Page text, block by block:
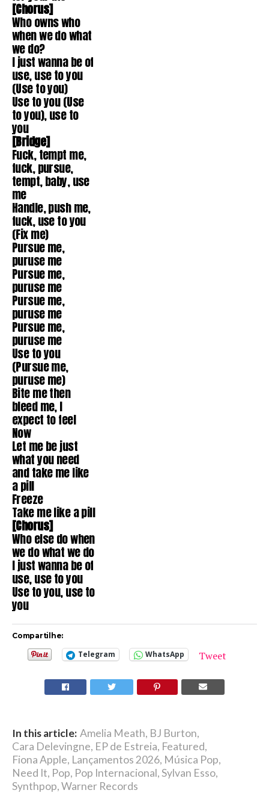
[Chorus]
Who owns who
when we do what
we do?
I just wanna be of
use, use to you
(Use to you)
Use to you (Use
to you), use to
you
[Bridge]
Fuck, tempt me,
fuck, pursue,
tempt, baby, use
me
Handle, push me,
fuck, use to you
(Fix me)
Pursue me,
puruse me
Pursue me,
puruse me
Pursue me,
puruse me
Pursue me,
puruse me
Use to you
(Pursue me,
puruse me)
Bite me then
bleed me, I
expect to feel
Now
Let me be just
what you need
and take me like
a pill
Freeze
Take me like a pill
[Chorus]
Who else do when
we do what we do
I just wanna be of
use, use to you
Use to you, use to
you
Compartilhe:
Telegram WhatsApp Tweet
In this article: Amelia Meath, BJ Burton,
Cara Delevingne, EP de Estreia, Featured,
Fiona Apple, Lançamentos 2026, Música Pop,
Need It, Pop, Pop Internacional,Sylvan Esso,
Synthpop,Warner Records